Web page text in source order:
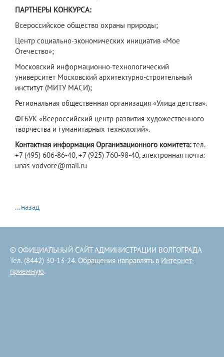
ПАРТНЕРЫ КОНКУРСА:
Всероссийское общество охраны природы;
Центр социально-экономических инициатив «Мое
Отечество»;
Московский информационно-технологический
университет Московский архитектурно-строительный
институт (МИТУ МАСИ);
Региональная общественная организация «Улица детства».
ФГБУК «Всероссийский центр развития художественного
творчества и гуманитарных технологий».
Контактная информация Организационного комитета:тел.
+7 (495) 606-86-40, +7 (925) 760-98-40, электронная почта:
unas-vodvore@mail.ru
...назад
© ОФИЦИАЛЬНЫЙ САЙТ АДМИНИСТРАЦИИ ВОЛГОГРАДА
Тел. (8442) 30-13-24. Обращения направлять в Интернет-
приемную.